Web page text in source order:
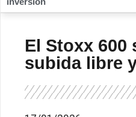
El Stoxx 600
subida libre